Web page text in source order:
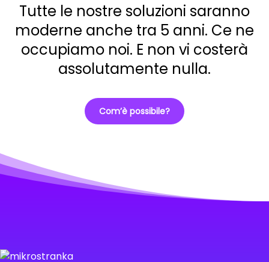
Tutte le nostre soluzioni saranno
moderne anche tra 5 anni. Ce ne
occupiamo noi. E non vi costerà
assolutamente nulla.
Com’è possibile?